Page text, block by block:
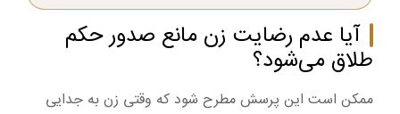
آیا عدم رضایت زن مانع صدور حکم
طلاق می‌شود؟
ممکن است این پرسش مطرح شود که وقتی زن به جدایی